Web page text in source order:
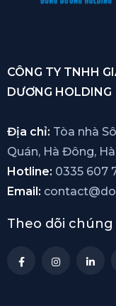
CÔNG TY TNHH
DƯƠNG HOLDING
Địa chỉ: Tòa nhà
Quán, Hà Đông,
Hotline: 0335 607
Email:
Theo dõi